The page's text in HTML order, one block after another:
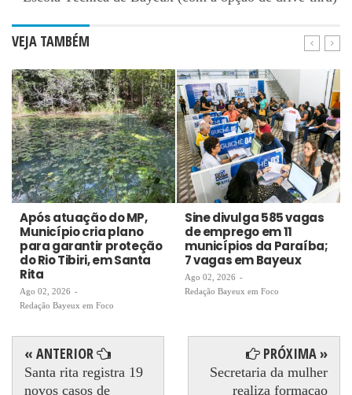
VEJA TAMBÉM
Após atuação do MP,
Município cria plano
para garantir proteção
do Rio Tibiri, em Santa
Rita
Ago 02, 2026 -
Redação Bayeux em Foco
Sine divulga 585 vagas
de emprego em 11
municípios da Paraíba;
7 vagas em Bayeux
Ago 02, 2026 -
Redação Bayeux em Foco
« ANTERIOR
Santa rita registra 19
novos casos de
PRÓXIMA »
Secretaria da mulher
realiza formacao